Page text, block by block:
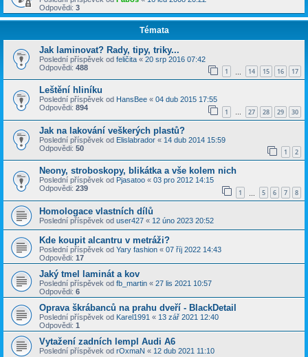
Odpovědi: 3
Témata
Jak laminovat? Rady, tipy, triky...
Poslední příspěvek od feličita « 20 srp 2016 07:42
Odpovědi: 488 1 14 15 16 17
Leštění hliníku
Poslední příspěvek od HansBee « 04 dub 2015 17:55
Odpovědi: 894 1 … 27 28 29 30
Jak na lakování veškerých plastů?
Poslední příspěvek od Elislabrador « 14 dub 2014 15:59
Odpovědi: 50 1 2
Neony, stroboskopy, blikátka a vše kolem nich
Poslední příspěvek od Pjasatoo « 03 pro 2012 14:15
Odpovědi: 239 1 5 6 7 8
Homologace vlastních dílů
Poslední příspěvek od user427 « 12 úno 2023 20:52
Kde koupit alcantru v metráži?
Poslední příspěvek od Yary fashion « 07 říj 2022 14:43
Odpovědi: 17
Jaký tmel laminát a kov
Poslední příspěvek od fb_martin « 27 lis 2021 10:57
Odpovědi: 6
Oprava škrábanců na prahu dveří - BlackDetail
Poslední příspěvek od Karel1991 « 13 zář 2021 12:40
Odpovědi: 1
Vytažení zadních lempl Audi A6
Poslední příspěvek od rOxmaN « 12 dub 2021 11:10